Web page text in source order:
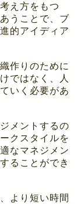
え方をもつ
うことで、ブ
的アイディア
作りのために
ではなく、人
いく必要があ
メントするの
クスタイルを
なマネジメン
ることができ
より短い時間